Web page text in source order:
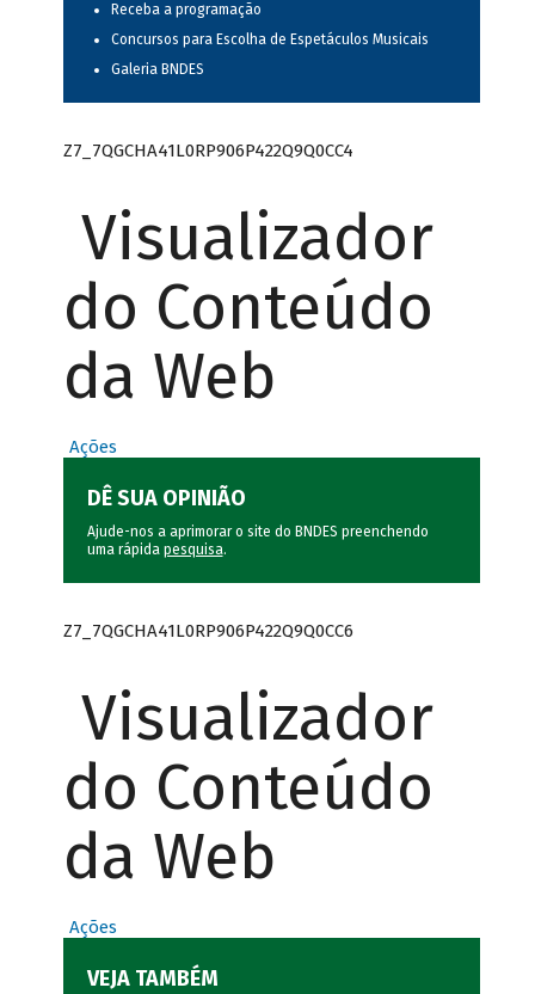
Receba a programação
Concursos para Escolha de Espetáculos Musicais
Galeria BNDES
Z7_7QGCHA41L0RP906P422Q9Q0CC4
Visualizador
do Conteúdo
da Web
Ações
DÊ SUA OPINIÃO
Ajude-nos a aprimorar o site do BNDES preenchendo
uma rápida pesquisa.
Z7_7QGCHA41L0RP906P422Q9Q0CC6
Visualizador
do Conteúdo
da Web
Ações
VEJA TAMBÉM